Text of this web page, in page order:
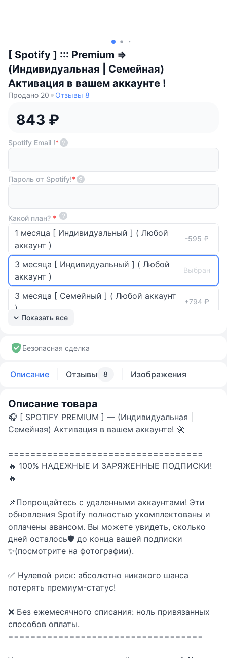
[ Spotify ] ::: Premium =>
(Индивидуальная | Семейная)
Активация в вашем аккаунте !
Продано 20 Отзывы 8
843 ₽
Spotify Email !*
Пароль от Spotify!*
Какой план? *
1 месяца [ Индивидуальный ] ( Любой
аккаунт )
-595 ₽
3 месяца [ Индивидуальный ] ( Любой
аккаунт )
Выбран
3 месяца [ Семейный ] ( Любой аккаунт
)
+794 ₽
)
аккаунт )
12 месяцев [ Семейный ] ( Любой
аккаунт )
+3 173 ₽
Показать все
Безопасная сделка
Описание Отзывы 8 Изображения
Описание товара
🎧 [ SPOTIFY PREMIUM ] — (Индивидуальная |
Семейная) Активация в вашем аккаунте! 🚀
===================================
🔥 100% НАДЕЖНЫЕ И ЗАРЯЖЕННЫЕ ПОДПИСКИ!
🔥
📌Попрощайтесь с удаленными аккаунтами! Эти
обновления Spotify полностью укомплектованы и
оплачены авансом. Вы можете увидеть, сколько
дней осталось🛡️ до конца вашей подписки
✨(посмотрите на фотографии).
✅ Нулевой риск: абсолютно никакого шанса
потерять премиум-статус!
❌ Без ежемесячного списания: ноль привязанных
способов оплаты.
===================================